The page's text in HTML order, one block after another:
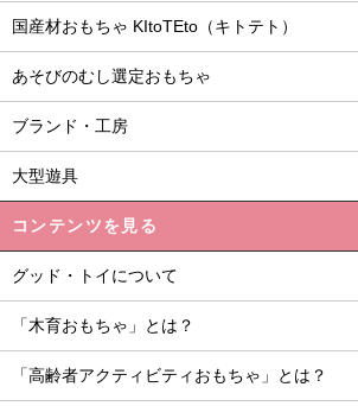
国産材おもちゃ KItoTEto（キトテト）
あそびのむし選定おもちゃ
ブランド・工房
大型遊具
コンテンツを見る
グッド・トイについて
「木育おもちゃ」とは？
「高齢者アクティビティおもちゃ」とは？